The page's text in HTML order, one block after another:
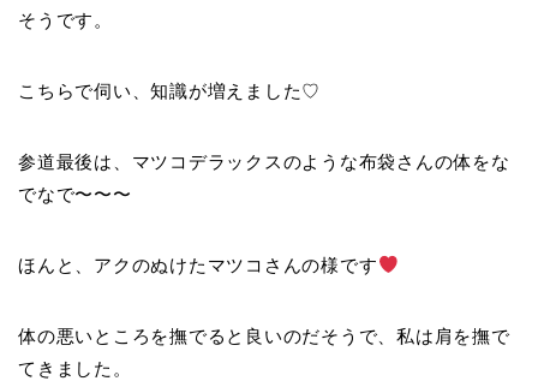
そうです。
こちらで伺い、知識が増えました♡
参道最後は、マツコデラックスのような布袋さんの体をな
でなで〜〜〜
ほんと、アクのぬけたマツコさんの様です
体の悪いところを撫でると良いのだそうで、私は肩を撫で
てきました。